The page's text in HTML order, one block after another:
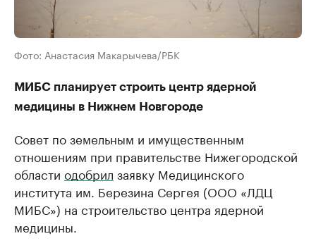
Фото: Анастасия Макарычева/РБК
МИБС планирует строить центр ядерной
медицины в Нижнем Новгороде
Совет по земельным и имущественным
отношениям при правительстве Нижегородской
области одобрил заявку Медицинского
института им. Березина Сергея (ООО «ЛДЦ
МИБС») на строительство центра ядерной
медицины.